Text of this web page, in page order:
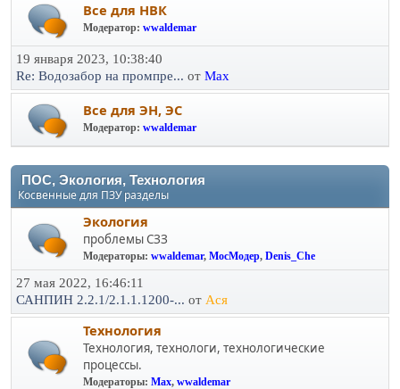
Все для НВК
Модератор: wwaldemar
19 января 2023, 10:38:40
Re: Водозабор на промпре... от Max
Все для ЭН, ЭС
Модератор: wwaldemar
ПОС, Экология, Технология
Косвенные для ПЗУ разделы
Экология
проблемы СЗЗ
Модераторы: wwaldemar, МосМодер, Denis_Che
27 мая 2022, 16:46:11
САНПИН 2.2.1/2.1.1.1200-... от Ася
Технология
Технология, технологи, технологические
процессы.
Модераторы: Max, wwaldemar